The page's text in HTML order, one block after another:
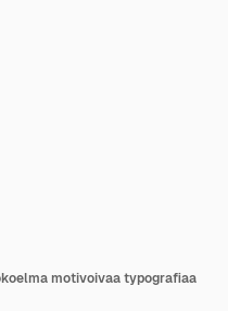
motivoivaa typografiaa